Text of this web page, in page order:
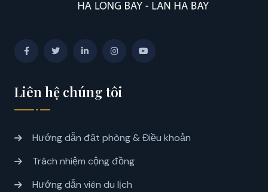
Liên hệ chúng tôi
Hướng dẫn đặt phòng & Điều khoản
Trách nhiệm cộng đồng
Hướng dẫn viên du lịch